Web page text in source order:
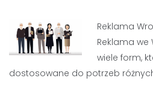
Reklama
Reklama we
wiele form,
dostosowane do potrzeb